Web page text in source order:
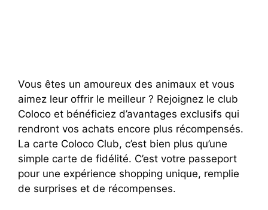
Vous êtes un amoureux des animaux et vous
aimez leur offrir le meilleur ? Rejoignez le club
Coloco et bénéficiez d’avantages exclusifs qui
rendront vos achats encore plus récompensés.
La carte Coloco Club, c’est bien plus qu’une
simple carte de fidélité. C’est votre passeport
pour une expérience shopping unique, remplie
de surprises et de récompenses.